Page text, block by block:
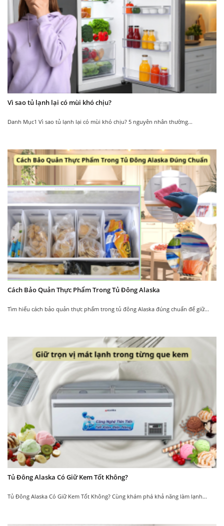
Vận chuyển trong ngày – Miễn phí ship
Địa chỉ:Số 25 – Ngõ 1, Đường Cầu Bươu, X.Tân
Triều, H.Thanh Trì, TP.Hà Nội
Liên hệ tư vấn sản phẩm:
0903.228.661
Một số tính năng nổi bật của Tủ ướp
rượu vang Alaska JC-18A
Cửa dày dặn có mặt
kính trong suốt
Cách nhiệt, quan sát
được mọi chai rượu
bên trong.
Thiết kế
tay cầm lõm
Giúp việc đóng mở tủ được nhẹ
nhàng mà không tốn nhiều sức.
Đảm bảo lượng hơi
lạnh tỏa ra đều, ổn
định.
Độ ẩm
60%
Là môi trường thích hợp nhất
để bảo quản rượu vang.
Vận hành với độ ồn
dưới 30 DBs
Không hề gây tiếng ồn
hoạt động.
Tủ ướp
rượu vang Làm lạnh điện tử
Có bảng điều khiển nhiệt độ
cảm ứng hiển thị đầy đủ thông
Vì sao tủ lạnh lại có mùi khó chịu?
Danh Mục1 Vì sao tủ lạnh lại có mùi khó chịu? 5 nguyên nhân thường...
Cách Bảo Quản Thực Phẩm Trong Tủ Đông Alaska
Tìm hiểu cách bảo quản thực phẩm trong tủ đông Alaska đúng chuẩn để giữ...
Tủ Đông Alaska Có Giữ Kem Tốt Không?
Tủ Đông Alaska Có Giữ Kem Tốt Không? Cùng khám phá khả năng làm lạnh...